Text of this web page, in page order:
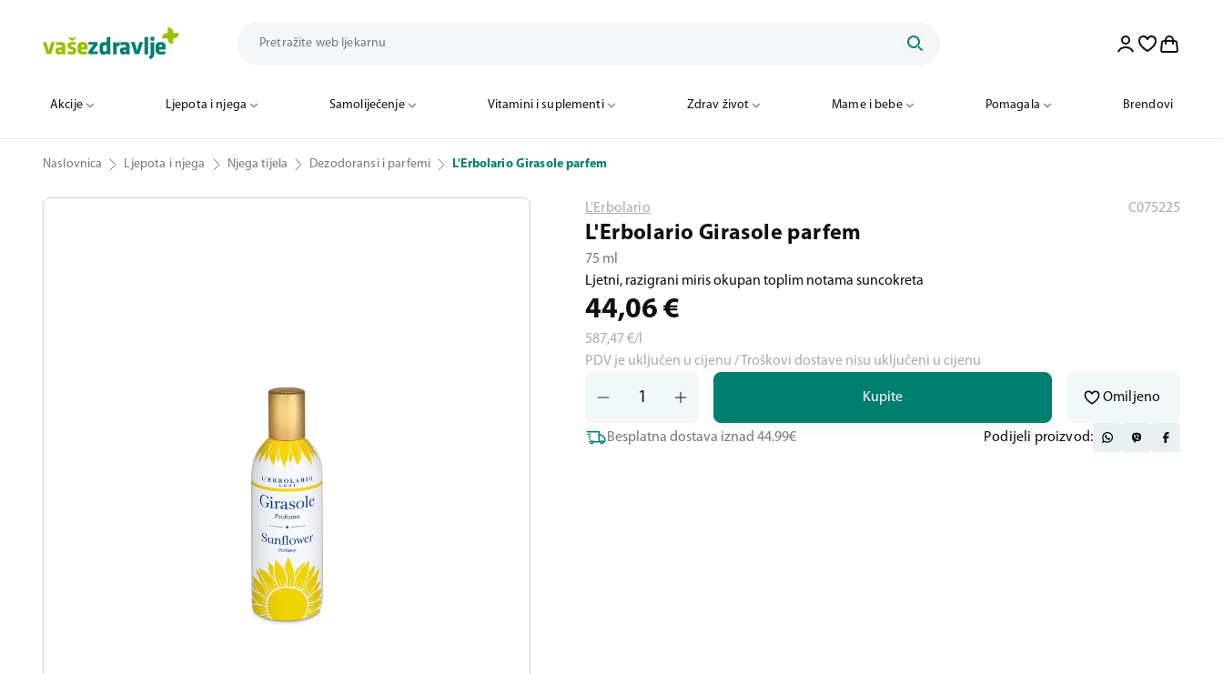
Akcije Ljepota i njega Samoliječenje Vitamini i suplementi Zdrav život Mame i bebe Pomagala Brendovi
Naslovnica Ljepota i njega Njega tijela Dezodoransi i parfemi L'Erbolario Girasole parfem
L'Erbolario C075225
L'Erbolario Girasole parfem
75 ml
Ljetni, razigrani miris okupan toplim notama suncokreta
44,06 €
587,47 €/l
PDV je uključen u cijenu / Troškovi dostave nisu uključeni u cijenu
Kupite Omiljeno
Besplatna dostava iznad 44.99€ Podijeli proizvod: